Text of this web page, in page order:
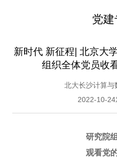
党建
新时代 新征程| 北京大
组织全体党员收
北大长沙计算与
2022-10-24
研究院
观看党的